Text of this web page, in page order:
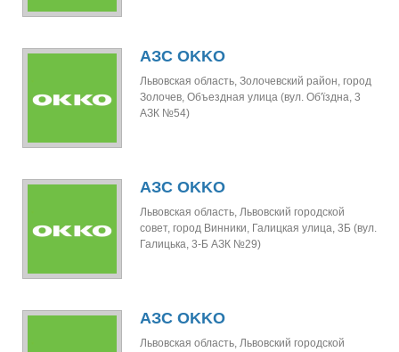
АЗС OKKO
Львовская область, Золочевский район, город
Золочев, Объездная улица (вул. Об'їздна, 3
АЗК №54)
АЗС OKKO
Львовская область, Львовский городской
совет, город Винники, Галицкая улица, 3Б (вул.
Галицька, 3-Б АЗК №29)
АЗС OKKO
Львовская область, Львовский городской